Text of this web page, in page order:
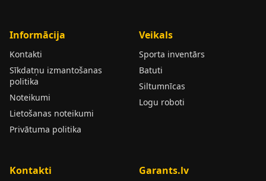
Informācija
Kontakti
Sīkdatņu izmantošanas
politika
Noteikumi
Lietošanas noteikumi
Privātuma politika
Veikals
Sporta inventārs
Batuti
Siltumnīcas
Logu roboti
Kontakti Garants.lv